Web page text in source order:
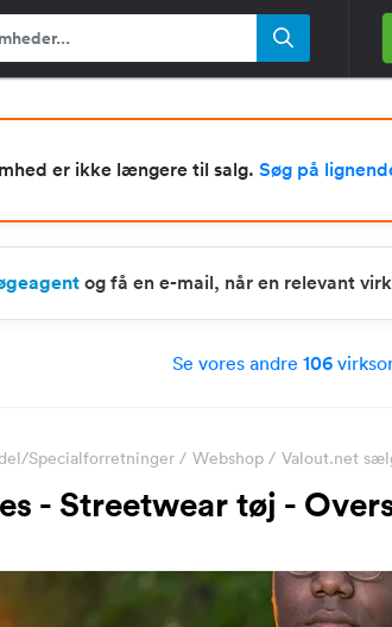
er ikke længere til salg. Søg på
og få en e-mail, når en relevant
Se vores andre 106
Specialforretninger / Webshop / Valout.net
- Streetwear tøj -